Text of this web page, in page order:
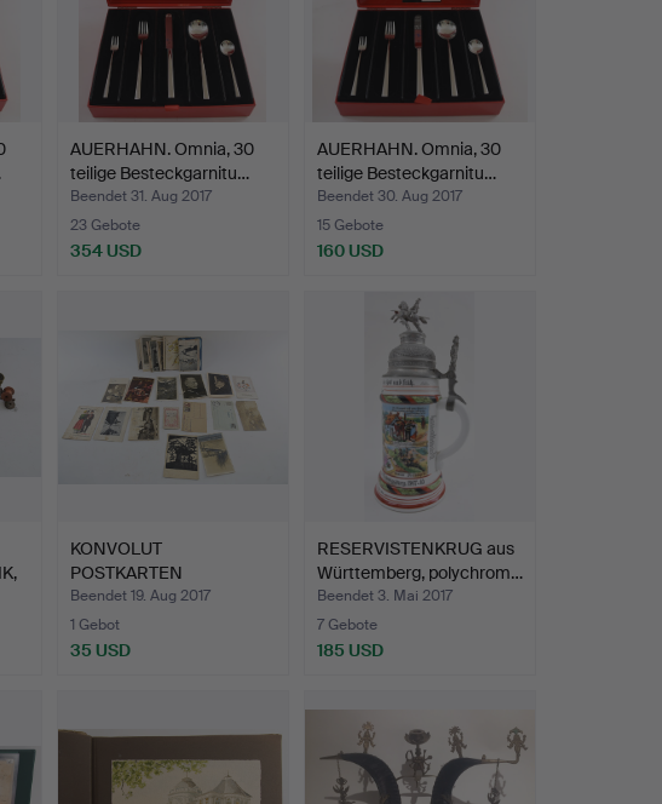
AUERHAHN. Omnia, 30
teilige Besteckgarnitu…
Beendet 31. Aug 2017
23 Gebote
354 USD
AUERHAHN. Omnia, 30
teilige Besteckgarnitu…
Beendet 30. Aug 2017
15 Gebote
160 USD
KONVOLUT
POSTKARTEN
KAISERREICH BIS
BUNDES…
Beendet 19. Aug 2017
1 Gebot
35 USD
RESERVISTENKRUG aus
Württemberg, polychrom…
Beendet 3. Mai 2017
7 Gebote
185 USD